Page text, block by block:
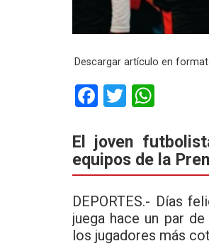
Descargar artículo en
F
ce
b
o
k
T
tt
er
at
s
p
p
El joven
equipos de la
DEPORTES.- Días
juega hace un par
los jugadores más